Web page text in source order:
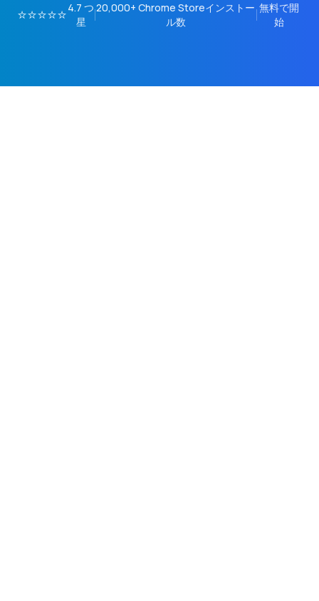
⭐⭐⭐⭐⭐4.7 つ
星
20,000+ Chrome Storeインストー
ル数
無料で開
始